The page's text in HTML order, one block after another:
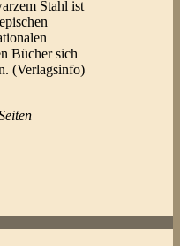
Stahl ist
Bücher sich
(Verlagsinfo)
: ‎ 640 Seiten